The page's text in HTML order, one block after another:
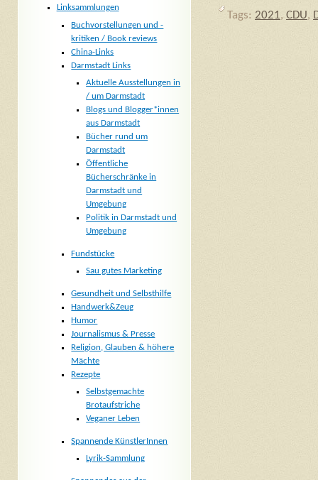
Tags: 2021, CDU,
Linksammlungen
Buchvorstellungen und -
kritiken / Book reviews
China-Links
Darmstadt Links
Aktuelle Ausstellungen in
/ um Darmstadt
Blogs und Blogger*innen
aus Darmstadt
Bücher rund um
Darmstadt
Öffentliche
Bücherschränke in
Darmstadt und
Umgebung
Politik in Darmstadt und
Umgebung
Fundstücke
Sau gutes Marketing
Gesundheit und Selbsthilfe
Handwerk&Zeug
Humor
Journalismus & Presse
Religion, Glauben & höhere
Mächte
Rezepte
Selbstgemachte
Brotaufstriche
Veganer Leben
Spannende KünstlerInnen
Lyrik-Sammlung